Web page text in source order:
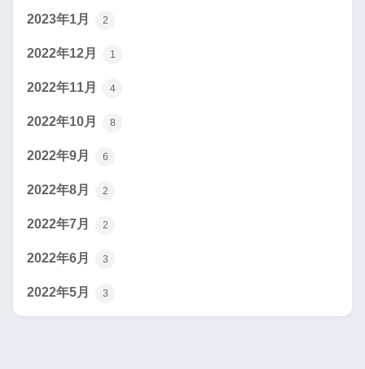
2023年1月 2
2022年12月 1
2022年11月 4
2022年10月 8
2022年9月 6
2022年8月 2
2022年7月 2
2022年6月 3
2022年5月 3